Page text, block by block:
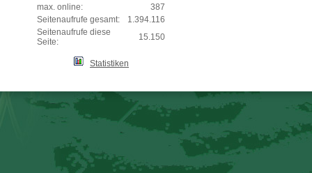
max. online:
387
Seitenaufrufe gesamt:
1.394.116
Seitenaufrufe diese
Seite:
15.150
Statistiken